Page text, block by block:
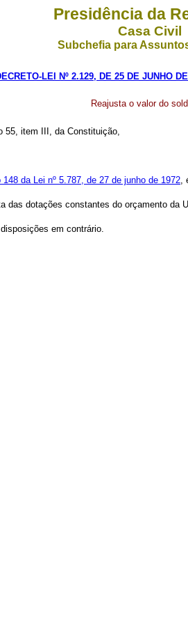
Presidência da
Casa Civil
Subchefia para
LEI Nº 2.129, DE 25 DE JUNHO
Reajusta o valor do
55, item III, da Constituição,
148 da Lei nº 5.787, de 27 de junho de 1972,
das dotações constantes do orçamento da
em contrário.